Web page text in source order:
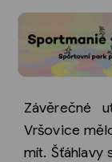
Závěrečné
Vršovice
mít. Šťáhlavy